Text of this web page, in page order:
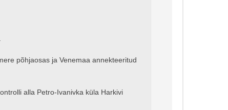
põhjaosas ja Venemaa annekteeritud
alla Petro-Ivanivka küla Harkivi